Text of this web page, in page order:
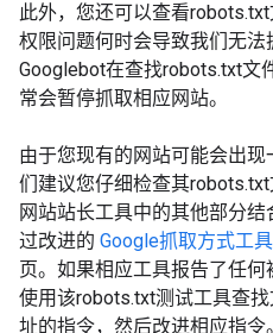
此外，您还可以查看
权限问题何时会导致我们无
Googlebot在查找robots.txt文
常会暂停抓取相应网站。
由于您现有的网站可能会出
们建议您仔细检查其
网站站长工具中的其他部分
过改进的 Google抓取方式工具
页。如果相应工具报告了任
使用该robots.txt测试工具查
址的指令，然后改进相应指